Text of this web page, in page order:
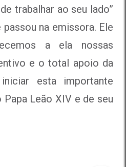
trabalhar ao seu lado”
na emissora. Ele
a ela nossas
e o total apoio da
esta importante
Leão XIV e de seu